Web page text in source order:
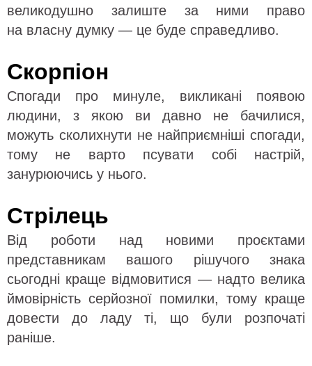
великодушно залиште за ними право
на власну думку — це буде справедливо.
Скорпіон
Спогади про минуле, викликані появою
людини, з якою ви давно не бачилися,
можуть сколихнути не найприємніші спогади,
тому не варто псувати собі настрій,
занурюючись у нього.
Стрілець
Від роботи над новими проєктами
представникам вашого рішучого знака
сьогодні краще відмовитися — надто велика
ймовірність серйозної помилки, тому краще
довести до ладу ті, що були розпочаті
раніше.